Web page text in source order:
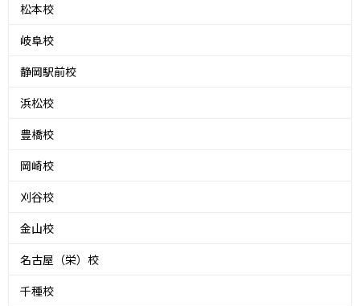
松本校
岐阜校
静岡駅前校
浜松校
豊橋校
岡崎校
刈谷校
金山校
名古屋（栄）校
千種校